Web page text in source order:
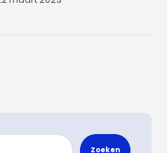
Zoeken